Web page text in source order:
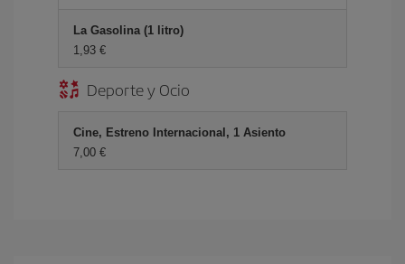
La Gasolina (1 litro)
1,93 €
Deporte y Ocio
Cine, Estreno Internacional, 1 Asiento
7,00 €